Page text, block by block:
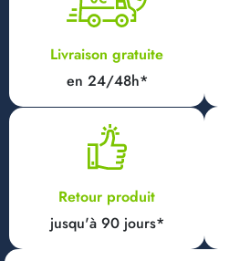
Livraison gratuite
en 24/48h*
Retour produit
jusqu'à 90 jours*